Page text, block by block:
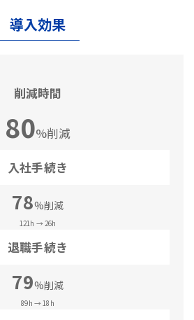
導入効果
削減時間
80%削減
入社手続き
78%削減
121h → 26h
退職手続き
79%削減
89h → 18h